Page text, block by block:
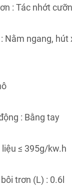
: Tác nhớt
Nằm ngang,
: Bằng tay
≤ 395g/kw.h
trơn (L) : 0.6l